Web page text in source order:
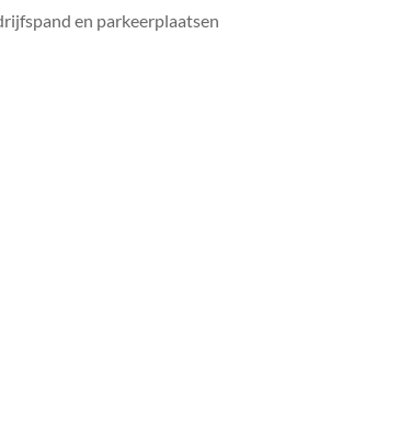
en parkeerplaatsen